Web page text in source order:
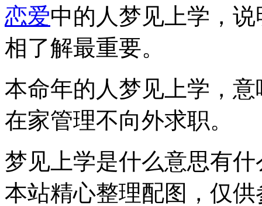
恋爱中的人梦见上学，
相了解最重要。
本命年的人梦见上学，
在家管理不向外求职。
梦见上学是什么意思有
本站精心整理配图，仅供